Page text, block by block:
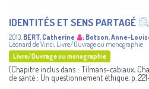
IDENTITÉS ET SENS PARTAGÉ
2013 BERT, Catherine ; Botson, Anne-
Léonard de Vinci Livre/Ouvrage ou monographie
Livre/Ouvrage ou monographie
[Chapitre inclus dans : Tilmans-cabiaux,
de santé : Un questionnement éthique. p.